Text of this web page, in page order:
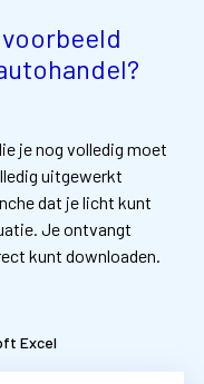
je nog volledig moet
uitgewerkt
dat je licht kunt
Je ontvangt
kunt downloaden.
Excel